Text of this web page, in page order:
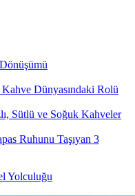
Dünyasındaki Rolü
Sütlü ve Soğuk Kahveler
Ruhunu Taşıyan 3
Yolculuğu